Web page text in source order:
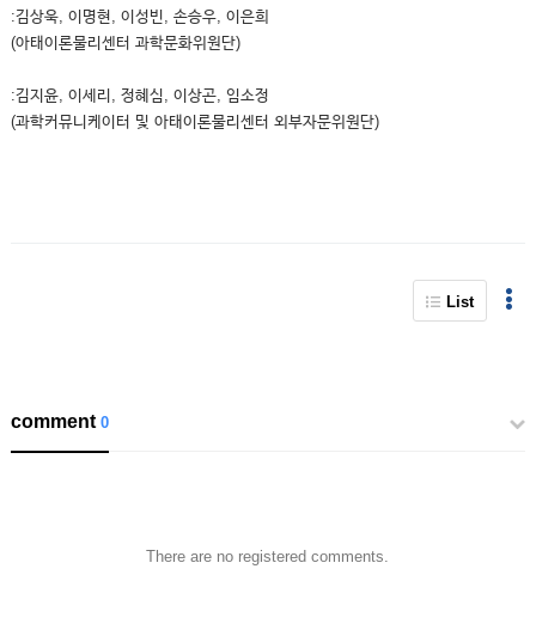
:김상욱, 이명현, 이성빈, 손승우, 이은희
(아태이론물리센터 과학문화위원단)
:김지윤, 이세리, 정혜심, 이상곤, 임소정
(과학커뮤니케이터 및 아태이론물리센터 외부자문위원단)
List
comment0
There are no registered comments.